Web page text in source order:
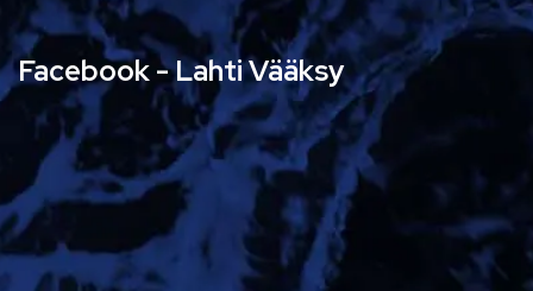
Facebook - Lahti Vääksy